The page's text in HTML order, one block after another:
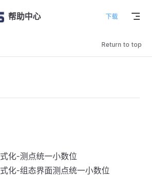
帮助中心 下载
Return to top
化-测点统一小数位
化-组态界面测点统一小数位